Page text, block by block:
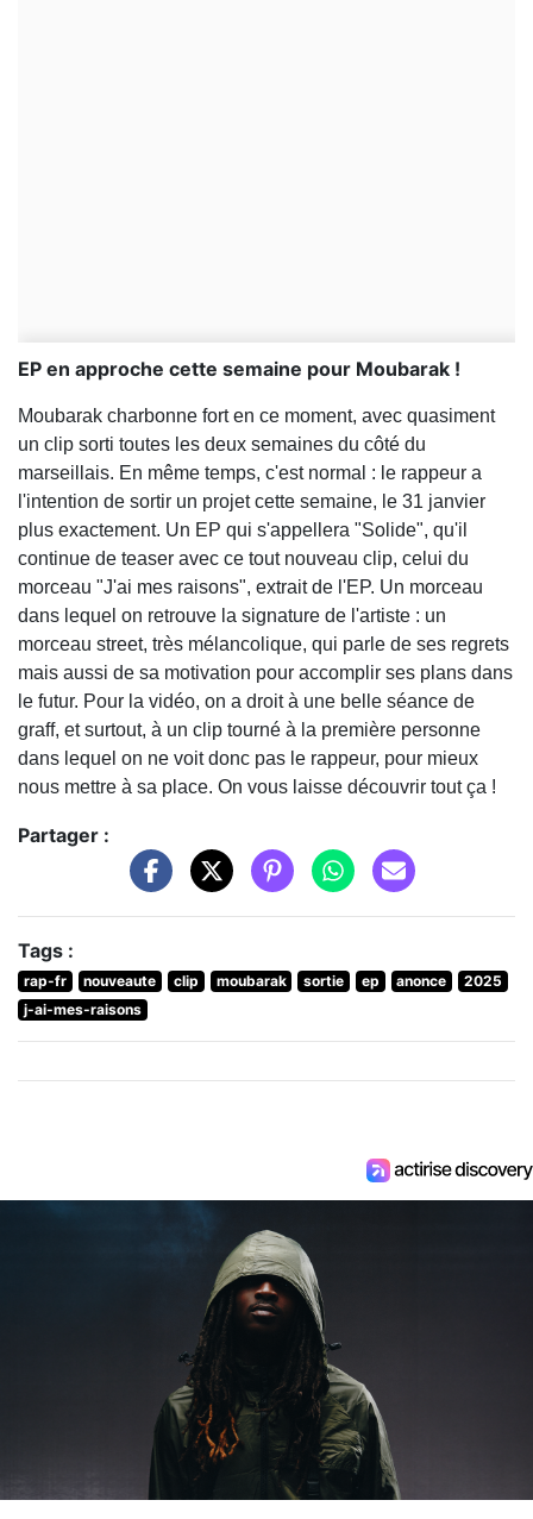
EP en approche cette semaine pour Moubarak !
Moubarak charbonne fort en ce moment, avec quasiment
un clip sorti toutes les deux semaines du côté du
marseillais. En même temps, c'est normal : le rappeur a
l'intention de sortir un projet cette semaine, le 31 janvier
plus exactement. Un EP qui s'appellera "Solide", qu'il
continue de teaser avec ce tout nouveau clip, celui du
morceau "J'ai mes raisons", extrait de l'EP. Un morceau
dans lequel on retrouve la signature de l'artiste : un
morceau street, très mélancolique, qui parle de ses regrets
mais aussi de sa motivation pour accomplir ses plans dans
le futur. Pour la vidéo, on a droit à une belle séance de
graff, et surtout, à un clip tourné à la première personne
dans lequel on ne voit donc pas le rappeur, pour mieux
nous mettre à sa place. On vous laisse découvrir tout ça !
Partager :
Tags :
rap-fr nouveaute clip moubarak sortie ep anonce
2025
j-ai-mes-raisons